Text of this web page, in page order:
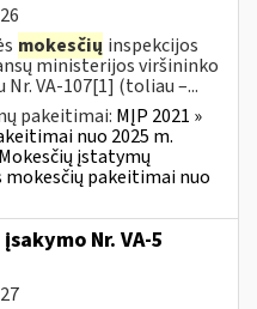
mokesčių inspekcijos
ministerijos viršininko
Nr. VA-107[1] (toliau –...
pakeitimai: MĮP 2021 »
nuo 2025 m.
Mokesčių įstatymų
pakeitimai nuo
Nr. VA-5